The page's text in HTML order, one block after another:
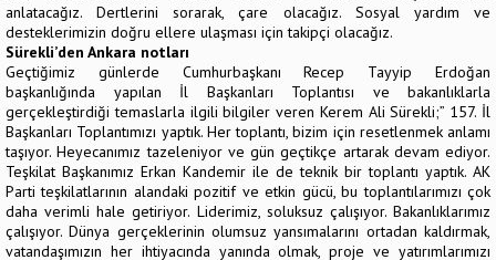
anlatacağız. Dertlerini sorarak, çare olacağız. Sosyal yardım ve
desteklerimizin doğru ellere ulaşması için takipçi olacağız.
Sürekli’den Ankara notları
Geçtiğimiz günlerde Cumhurbaşkanı Recep Tayyip Erdoğan
başkanlığında yapılan İl Başkanları Toplantısı ve bakanlıklarla
gerçekleştirdiği temaslarla ilgili bilgiler veren Kerem Ali Sürekli;” 157. İl
Başkanları Toplantımızı yaptık. Her toplantı, bizim için resetlenmek anlamı
taşıyor. Heyecanımız tazeleniyor ve gün geçtikçe artarak devam ediyor.
Teşkilat Başkanımız Erkan Kandemir ile de teknik bir toplantı yaptık. AK
Parti teşkilatlarının alandaki pozitif ve etkin gücü, bu toplantılarımızı çok
daha verimli hale getiriyor. Liderimiz, soluksuz çalışıyor. Bakanlıklarımız
çalışıyor. Dünya gerçeklerinin olumsuz yansımalarını ortadan kaldırmak,
vatandaşımızın her ihtiyacında yanında olmak, proje ve yatırımlarımızı